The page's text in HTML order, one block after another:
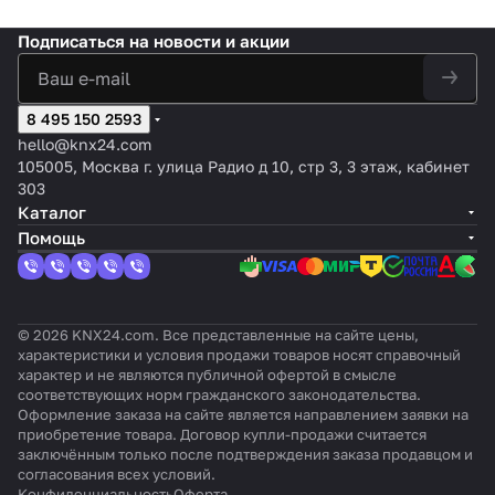
VAC/D
C
8 AI/DI,
на DIN
рейку
ий
TZ-
Глян
цевы
Глян
цевы
Нержав
еющая
Подписаться на новости и акции
8 495 150 2593
hello@knx24.com
105005, Москва г. улица Радио д 10, стр 3, 3 этаж, кабинет
303
Каталог
Помощь
© 2026 KNX24.com. Все представленные на сайте цены,
характеристики и условия продажи товаров носят справочный
характер и не являются публичной офертой в смысле
соответствующих норм гражданского законодательства.
Оформление заказа на сайте является направлением заявки на
приобретение товара. Договор купли-продажи считается
заключённым только после подтверждения заказа продавцом и
согласования всех условий.